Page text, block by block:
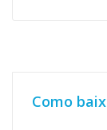
Como